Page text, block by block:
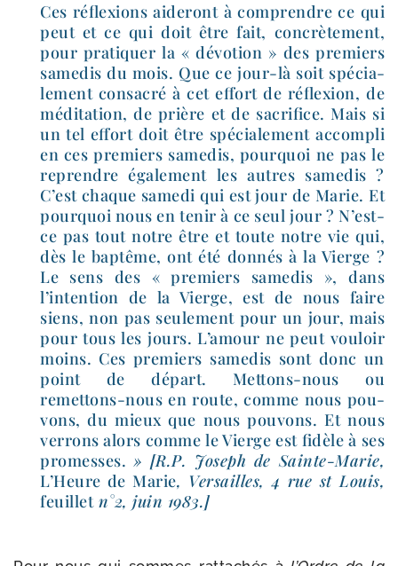
Ces réflexions aide­ront à com­prendre ce qui
peut et ce qui doit être fait, concrè­te­ment,
pour pra­ti­quer la « dévo­tion » des pre­miers
same­dis du mois. Que ce jour-​là soit spé­cia­
le­ment consa­cré à cet effort de réflexion, de
médi­ta­tion, de prière et de sacri­fice. Mais si
un tel effort doit être spé­cia­le­ment accom­pli
en ces pre­miers same­dis, pour­quoi ne pas le
reprendre éga­le­ment les autres same­dis ?
C’est chaque same­di qui est jour de Marie. Et
pour­quoi nous en tenir à ce seul jour ? N’est-
ce pas tout notre être et toute notre vie qui,
dès le bap­tême, ont été don­nés à la Vierge ?
Le sens des « pre­miers same­dis », dans
l’intention de la Vierge, est de nous faire
siens, non pas seule­ment pour un jour, mais
pour tous les jours. L’amour ne peut vou­loir
moins. Ces pre­miers same­dis sont donc un
point de départ. Mettons-​nous ou
remettons-​nous en route, comme nous pou­
vons, du mieux que nous pou­vons. Et nous
ver­rons alors comme le Vierge est fidèle à ses
pro­messes. » [R.P. Joseph de Sainte-​Marie,
L’Heure de Marie, Versailles, 4 rue st Louis,
feuilletn°2, juin 1983.]